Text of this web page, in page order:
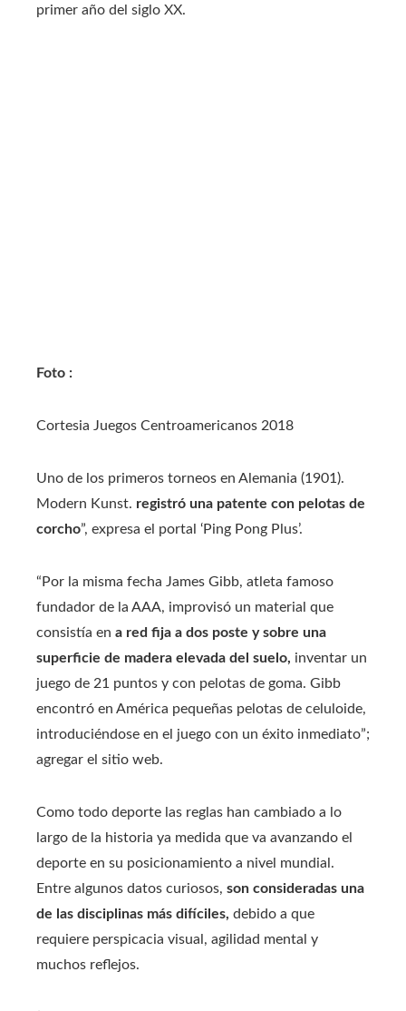
primer año del siglo XX.
Foto :
Cortesia Juegos Centroamericanos 2018
Uno de los primeros torneos en Alemania (1901).
Modern Kunst. registró una patente con pelotas de
corcho”, expresa el portal ‘Ping Pong Plus’.
“Por la misma fecha James Gibb, atleta famoso
fundador de la AAA, improvisó un material que
consistía en a red fija a dos poste y sobre una
superficie de madera elevada del suelo, inventar un
juego de 21 puntos y con pelotas de goma. Gibb
encontró en América pequeñas pelotas de celuloide,
introduciéndose en el juego con un éxito inmediato”;
agregar el sitio web.
Como todo deporte las reglas han cambiado a lo
largo de la historia ya medida que va avanzando el
deporte en su posicionamiento a nivel mundial.
Entre algunos datos curiosos, son consideradas una
de las disciplinas más difíciles, debido a que
requiere perspicacia visual, agilidad mental y
muchos reflejos.